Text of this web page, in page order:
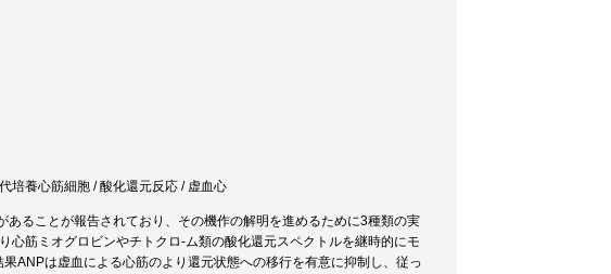
培養心筋細胞 / 酸化還元反応 / 虚血心
ることが報告されており、その機作の解明を進めるために3種類の実
筋ミオグロビンやチトクロ-ム類の酸化還元スペクトルを継時的にモ
ANPは虚血による心筋のより還元状態への移行を有意に抑制し、従っ